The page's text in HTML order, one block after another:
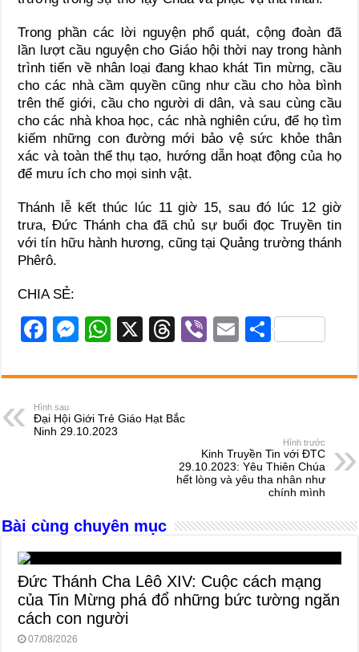
Trong phần các lời nguyện phổ quát, cộng đoàn đã
lần lượt cầu nguyện cho Giáo hội thời nay trong hành
trình tiến về nhân loại đang khao khát Tin mừng, cầu
cho các nhà cầm quyền cũng như cầu cho hòa bình
trên thế giới, cầu cho người di dân, và sau cùng cầu
cho các nhà khoa học, các nhà nghiên cứu, để họ tìm
kiếm những con đường mới bảo vệ sức khỏe thân
xác và toàn thể thụ tạo, hướng dẫn hoạt động của họ
để mưu ích cho mọi sinh vật.
Thánh lễ kết thúc lúc 11 giờ 15, sau đó lúc 12 giờ
trưa, Đức Thánh cha đã chủ sự buổi đọc Truyền tin
với tín hữu hành hương, cũng tại Quảng trường thánh
Phêrô.
CHIA SẺ:
F
c
e
b
M
ss
n
W
at
A
X
T
e
a
d
s
Vi
er
E
ail
S
ar
Hình sau
Đại Hội Giới Trẻ Giáo Hạt Bắc
Ninh 29.10.2023
Hình trước
Kinh Truyền Tin với ĐTC
29.10.2023: Yêu Thiên Chúa
hết lòng và yêu tha nhân như
chính mình
Bài cùng chuyên mục
Đức Thánh Cha Lêô XIV: Cuộc cách mạng
của Tin Mừng phá đổ những bức tường ngăn
cách con người
07/08/2026